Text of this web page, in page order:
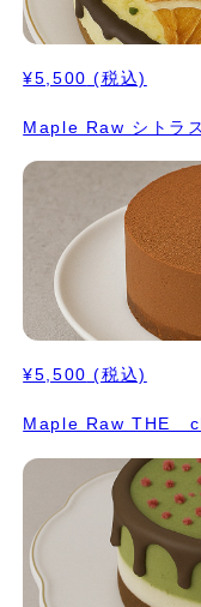
¥5,500 (税込)
Maple Raw シトラ
¥5,500 (税込)
Maple Raw THE